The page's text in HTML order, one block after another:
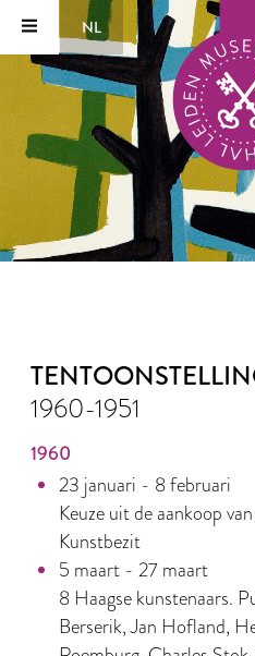
NL
1960-1951
1960
23 januari - 8 februari
Keuze uit de aankoop
Kunstbezit
5 maart - 27 maart
8 Haagse kunstenaars.
Berserik, Jan Hofland,